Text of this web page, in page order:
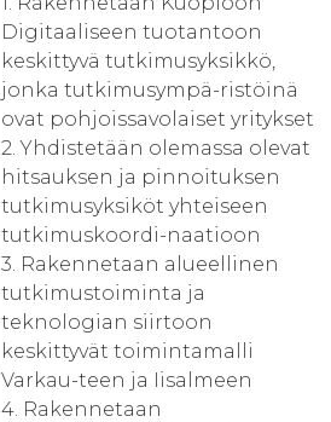
Digitaaliseen tuotantoon
keskittyvä tutkimusyksikkö,
jonka tutkimusympä-ristöinä
ovat pohjoissavolaiset yritykset
2. Yhdistetään olemassa olevat
hitsauksen ja pinnoituksen
tutkimusyksiköt yhteiseen
tutkimuskoordi-naatioon
3. Rakennetaan alueellinen
tutkimustoiminta ja
teknologian siirtoon
keskittyvät toimintamalli
Varkau-teen ja Iisalmeen
4. Rakennetaan